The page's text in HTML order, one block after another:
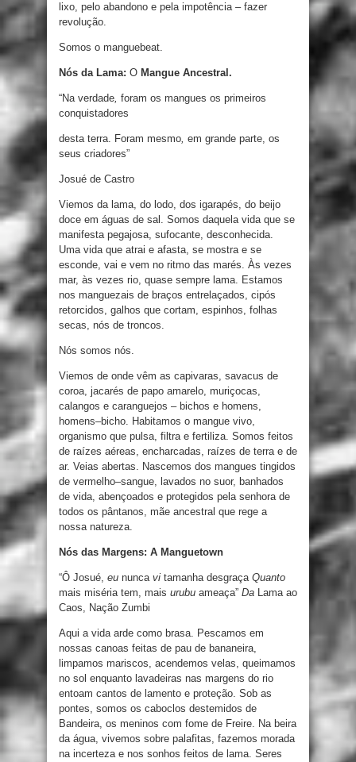
lixo, pelo abandono e pela impotência – fazer
revolução.
Somos o manguebeat.
Nós da Lama: O Mangue Ancestral.
“Na verdade, foram os mangues os primeiros
conquistadores
desta terra. Foram mesmo, em grande parte, os
seus criadores”
Josué de Castro
Viemos da lama, do lodo, dos igarapés, do beijo
doce em águas de sal . Somos daquela vida que se
manifesta pegajosa, sufocante, desconhecida.
Uma vida que atrai e afasta, se mostra e se
esconde, vai e vem no ritmo das marés. Às vezes
mar, às vezes rio, quase sempre lama. Estamos
nos manguezais de braços entrelaçados, cipós
retorcidos, galhos que cortam, espinhos, folhas
secas, nós de troncos.
Nós somos nós.
Viemos de onde vêm as capivaras, savacus de
coroa, jacarés de papo amarelo, muriçocas,
calangos e caranguejos – bichos e homens,
homens–bicho. Habitamos o mangue vivo,
organismo que pulsa, filtra e fertiliza. Somos feitos
de raízes aéreas, encharcadas, raízes de terra e de
ar. Veias abertas. Nascemos dos mangues tingidos
de vermelho–sangue, lavados no suor, banhados
de vida, abençoados e protegidos pela senhora de
todos os pântanos, mãe ancestral que rege a
nossa natureza.
Nós das Margens: A Manguetown
“Ô Josué, eu nunca vi tamanha desgraça Quanto
mais miséria tem, mais urubu ameaça” Da Lama ao
Caos, Nação Zumbi
Aqui a vida arde como brasa. Pescamos em
nossas canoas feitas de pau de bananeira,
limpamos mariscos, acendemos velas, queimamos
no sol enquanto lavadeiras nas margens do rio
entoam cantos de lamento e proteção. Sob as
pontes, somos os caboclos destemidos de
Bandeira, os meninos com fome de Freire. Na beira
da água, vivemos sobre palafitas, fazemos morada
na incerteza e nos sonhos feitos de lama. Seres